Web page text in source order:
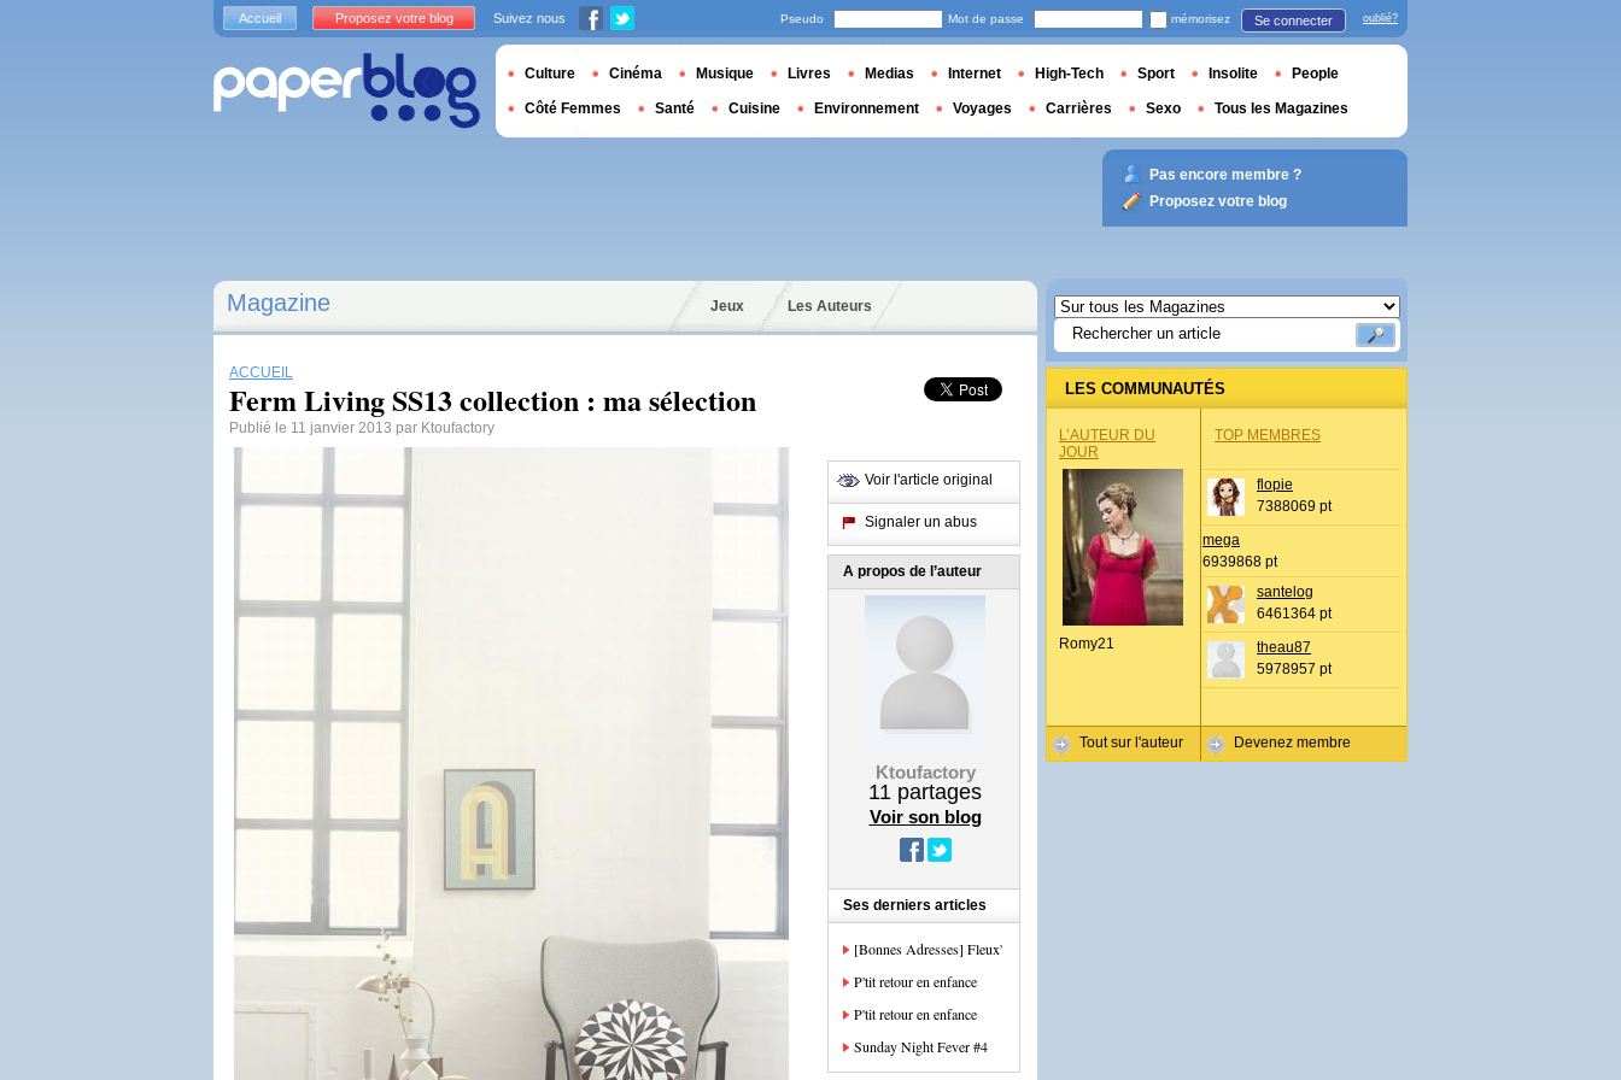
Magazine Jeux Les Auteurs
ACCUEIL
Ferm Living SS13 collection : ma sélection
Publié le 11 janvier 2013 par Ktoufactory
Voir l'article original
Signaler un abus
A propos de l’auteur
Ktoufactory
11 partages
Voir son blog
Ses derniers articles
[Bonnes Adresses] Fleux'
P'tit retour en enfance
P'tit retour en enfance
Sunday Night Fever #4
LES COMMUNAUTÉS
L’AUTEUR DU
JOUR
Romy21
Tout sur l'auteur
TOP MEMBRES
flopie
7388069 pt
mega
6939868 pt
santelog
6461364 pt
theau87
5978957 pt
Devenez membre
Accueil Proposez votre blog Suivez nous Pseudo Mot de passe mémorisez Se connecter oublié?
Culture Cinéma Musique Livres Medias Internet High-Tech Sport Insolite People
Côté Femmes Santé Cuisine Environnement Voyages Carrières Sexo Tous les Magazines
Pas encore membre ?
Proposez votre blog